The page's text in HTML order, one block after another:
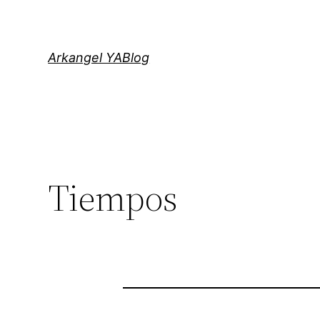
Arkangel YABlog
Tiempos